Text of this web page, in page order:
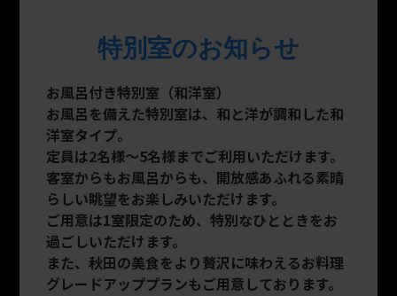
特別室のお知らせ
お風呂付き特別室（和洋室）
お風呂を備えた特別室は、和と洋が調和した和
洋室タイプ。
定員は2名様～5名様までご利用いただけます。
客室からもお風呂からも、開放感あふれる素晴
らしい眺望をお楽しみいただけます。
ご用意は1室限定のため、特別なひとときをお
過ごしいただけます。
また、秋田の美食をより贅沢に味わえるお料理
グレードアッププランもご用意しております。